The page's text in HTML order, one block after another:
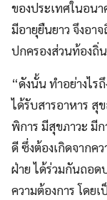
ของประเทศในอน
มีอายุยืนยาว จึงอา
ปกครองส่วนท้องถิ่
“ดังนั้น ทำอย่างไร
ได้รับสารอาหาร สุ
พิการ มีสุขภาวะ มี
ดี ซึ่งต้องเกิดจากคว
ฝ่าย ได้ร่วมกันถอด
ความต้องการ โดย